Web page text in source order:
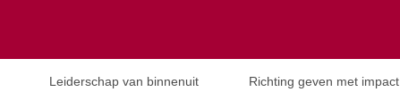
Leiderschap van binnenuit Richting geven met impact